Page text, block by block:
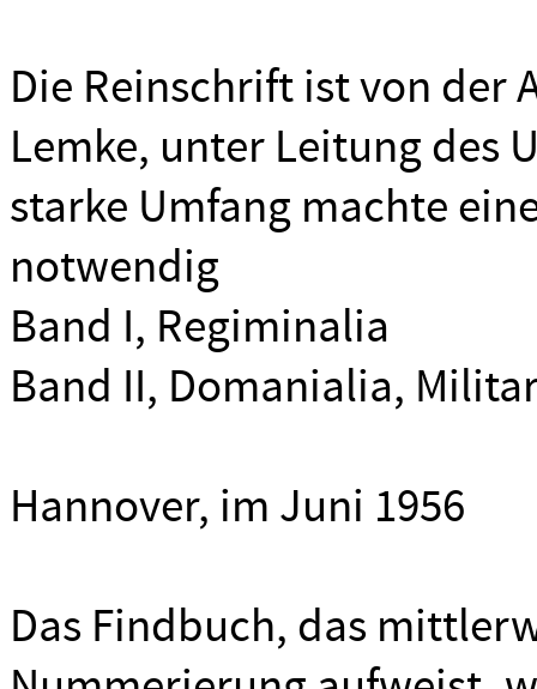
Die Reinschrift ist von der
Lemke, unter Leitung des
starke Umfang machte
notwendig
Band I, Regiminalia
Band II, Domanialia,
Hannover, im Juni 1956
Das Findbuch, das